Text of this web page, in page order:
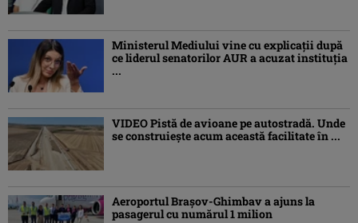
Ministerul Mediului vine cu explicații după
ce liderul senatorilor AUR a acuzat instituția
...
VIDEO Pistă de avioane pe autostradă. Unde
se construiește acum această facilitate în ...
Aeroportul Brașov-Ghimbav a ajuns la
pasagerul cu numărul 1 milion